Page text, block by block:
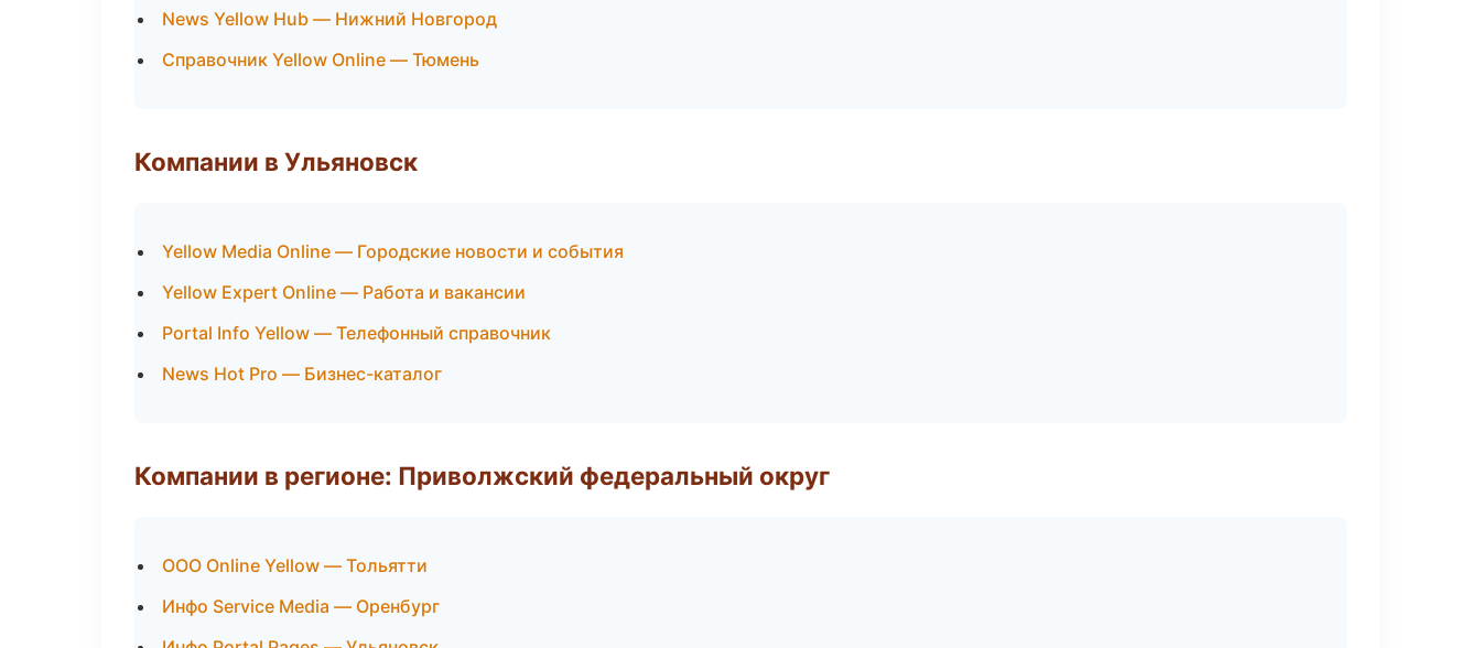
News Yellow Hub — Нижний Новгород
Справочник Yellow Online — Тюмень
Компании в Ульяновск
Yellow Media Online — Городские новости и события
Yellow Expert Online — Работа и вакансии
Portal Info Yellow — Телефонный справочник
News Hot Pro — Бизнес-каталог
Компании в регионе: Приволжский федеральный округ
ООО Online Yellow — Тольятти
Инфо Service Media — Оренбург